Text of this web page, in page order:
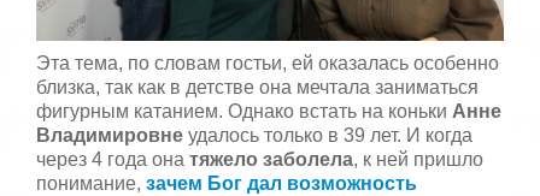
Эта тема, по словам гостьи, ей оказалась особенно
близка, так как в детстве она мечтала заниматься
фигурным катанием. Однако встать на коньки Анне
Владимировне удалось только в 39 лет. И когда
через 4 года она тяжело заболела, к ней пришло
понимание, зачем Бог дал возможность